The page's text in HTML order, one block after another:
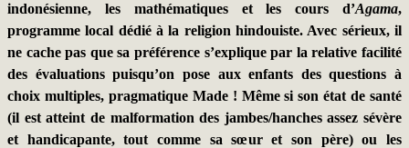
indonésienne, les mathématiques et les cours d’Agama,
programme local dédié à la religion hindouiste. Avec sérieux, il
ne cache pas que sa préférence s’explique par la relative facilité
des évaluations puisqu’on pose aux enfants des questions à
choix multiples, pragmatique Made ! Même si son état de santé
(il est atteint de malformation des jambes/hanches assez sévère
et handicapante, tout comme sa sœur et son père) ou les